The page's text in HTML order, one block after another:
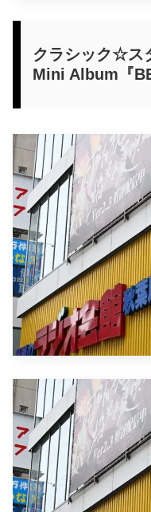
クラシック☆ス
Mini Album『